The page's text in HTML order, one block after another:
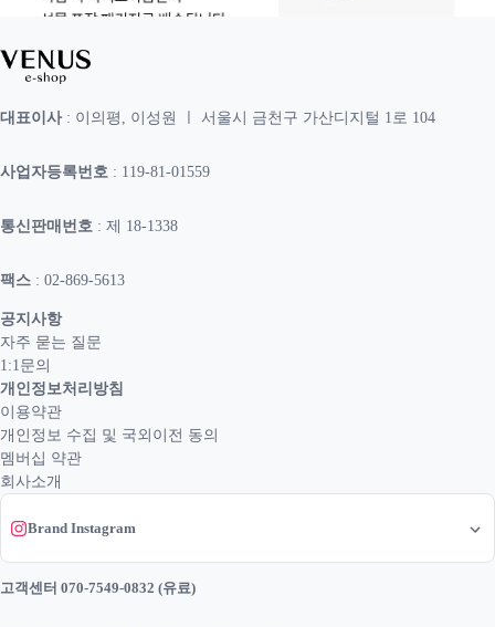
대표이사: 이의평, 이성원 ㅣ 서울시 금천구 가산디지털 1로 104
사업자등록번호 : 119-81-01559
통신판매번호 : 제 18-1338
팩스 : 02-869-5613
공지사항
자주 묻는 질문
1:1문의
개인정보처리방침
이용약관
개인정보 수집 및 국외이전 동의
멤버십 약관
회사소개
Brand Instagram
고객센터 070-7549-0832 (유료)